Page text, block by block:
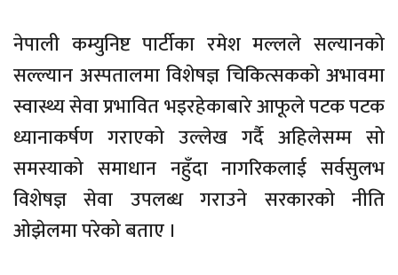
नेपाली कम्युनिष्ट पार्टीका रमेश मल्लले सल्यानको
सल्ल्यान अस्पतालमा विशेषज्ञ चिकित्सकको अभावमा
स्वास्थ्य सेवा प्रभावित भइरहेकाबारे आफूले पटक पटक
ध्यानाकर्षण गराएको उल्लेख गर्दै अहिलेसम्म सो
समस्याको समाधान नहुँदा नागरिकलाई सर्वसुलभ
विशेषज्ञ सेवा उपलब्ध गराउने सरकारको नीति
ओझेलमा परेको बताए ।